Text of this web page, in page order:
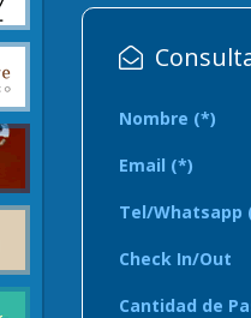
Nombre (*)
Email (*)
Tel/Whatsapp
Check In/Out
Cantidad de